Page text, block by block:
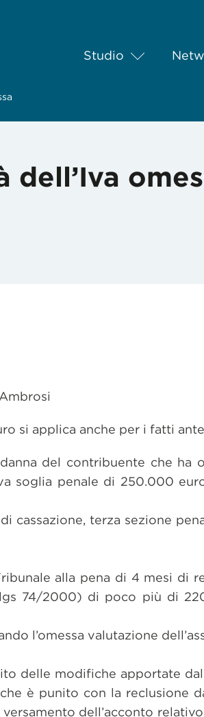
Studio
si applica anche per i fatti
del contribuente che ha
soglia penale di 250.000
cassazione, terza sezione
alla pena di 4 mesi di
74/2000) di poco più di
l’omessa valutazione
delle modifiche apportate
è punito con la reclusione
dell’acconto